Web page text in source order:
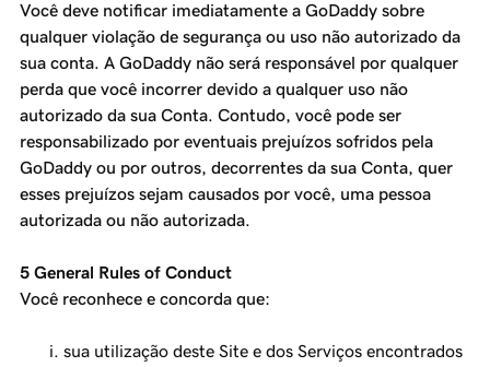
Você deve notificar imediatamente a GoDaddy sobre
qualquer violação de segurança ou uso não autorizado da
sua conta. A GoDaddy não será responsável por qualquer
perda que você incorrer devido a qualquer uso não
autorizado da sua Conta. Contudo, você pode ser
responsabilizado por eventuais prejuízos sofridos pela
GoDaddy ou por outros, decorrentes da sua Conta, quer
esses prejuízos sejam causados por você, uma pessoa
autorizada ou não autorizada.
5 General Rules of Conduct
Você reconhece e concorda que:
sua utilização deste Site e dos Serviços encontrados